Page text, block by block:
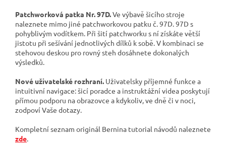
Patchworková patka Nr. 97D.Ve výbavě šicího stroje
naleznete mimo jiné patchworkovou patku č. 97D. 97D s
pohyblivým vodítkem. Při šití patchworku s ní získáte větší
jistotu při sešívání jednotlivých dílků k sobě. V kombinaci se
stehovou deskou pro rovný steh dosáhnete dokonalých
výsledků.
Nové uživatelské rozhraní. Uživatelsky příjemné funkce a
intuitivní navigace: šicí poradce a instruktážní videa poskytují
přímou podporu na obrazovce a kdykoliv, ve dně či v noci,
zodpoví Vaše dotazy.
Kompletní seznam originál Bernina tutorial návodů naleznete
zde.